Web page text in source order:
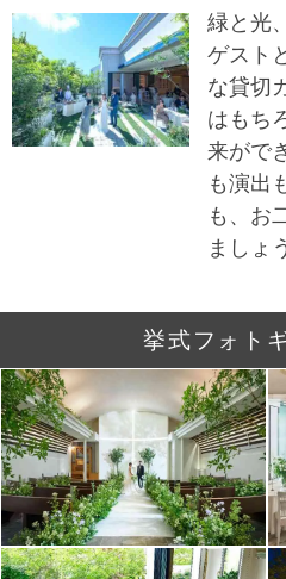
緑と光
ゲスト
な貸切
はもち
来がで
も演出
も、お
ましょ
挙式フォト